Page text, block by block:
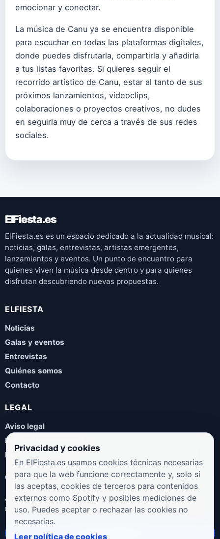
emocionar y conectar.
La música de Canu ya se encuentra disponible
para escuchar en todas las plataformas digitales,
donde puedes disfrutarla, compartirla y añadirla
a tus listas favoritas. Si quieres seguir el
recorrido artístico de Canu, estar al tanto de sus
próximos lanzamientos, videoclips,
colaboraciones o proyectos creativos, no dudes
en seguirla muy de cerca a través de sus redes
sociales.
ElFiesta.es
ElFiesta.es es un espacio dedicado a la actualidad musical:
noticias, galas, entrevistas, artistas emergentes,
lanzamientos y eventos. Un punto de encuentro para
quienes viven la música desde dentro y para quienes
disfrutan descubriendo nuevas propuestas.
ELFIESTA
Noticias
Galas y eventos
Entrevistas
Quiénes somos
Contacto
LEGAL
Aviso legal
Política de privacidad
Política de cookies
COLABORA
¿Eres artista, manager, sello o promotor? Envíanos tus
novedades, galas, entrevistas o propuestas musicales.
Enviar propuesta
Privacidad y cookies
En ElFiesta.es usamos cookies técnicas necesarias
para que la web funcione correctamente y, solo si
las aceptas, cookies de terceros para contenidos
externos como Spotify y posibles mediciones de
uso. Puedes aceptar o rechazar las cookies no
necesarias.
Leer política de cookies